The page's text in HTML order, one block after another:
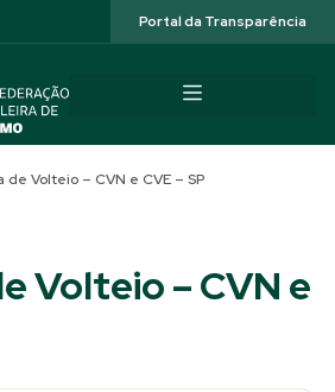
Portal da Transparência
de Volteio – CVN e CVE – SP
Volteio – CVN e